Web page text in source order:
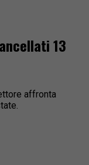
13
affronta